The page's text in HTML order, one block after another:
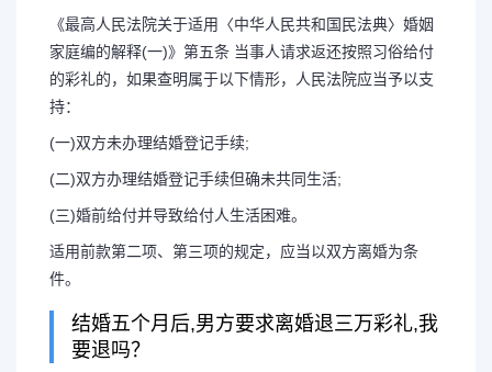
《最高人民法院关于适用〈中华人民共和国民法典〉婚姻
家庭编的解释(一)》第五条 当事人请求返还按照习俗给付
的彩礼的，如果查明属于以下情形，人民法院应当予以支
持：
(一)双方未办理结婚登记手续;
(二)双方办理结婚登记手续但确未共同生活;
(三)婚前给付并导致给付人生活困难。
适用前款第二项、第三项的规定，应当以双方离婚为条
件。
结婚五个月后,男方要求离婚退三万彩礼,我
要退吗？